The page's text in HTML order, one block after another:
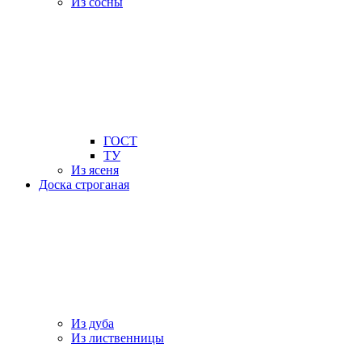
ГОСТ
ТУ
Из ясеня
Доска строганая
Из дуба
Из лиственницы